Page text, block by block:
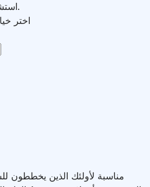
استشارات من خبراء، وأدلة سفر.
اختر
مناسبة لأولئك الذين يخططون